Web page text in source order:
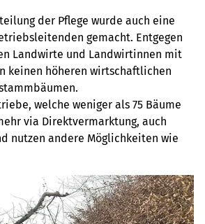
der Pflege wurde auch eine
gemacht. Entgegen
Landwirte und Landwirtinnen mit
keinen höheren wirtschaftlichen
welche weniger als 75 Bäume
via Direktvermarktung, auch
nutzen andere Möglichkeiten wie